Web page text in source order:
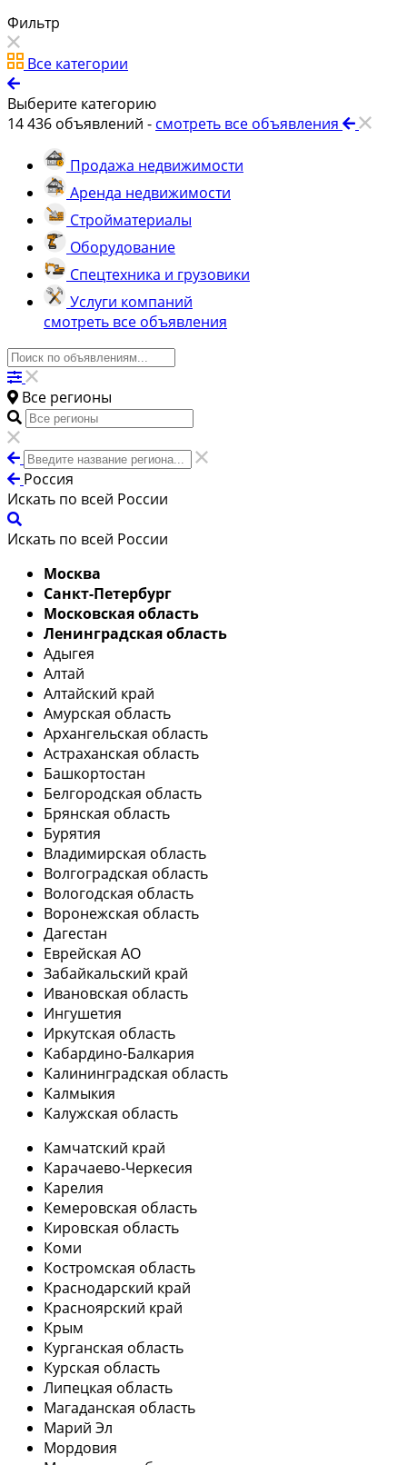
Фильтр
Все категории
Выберите категорию
14 436 объявлений - смотреть все объявления
Продажа недвижимости
Аренда недвижимости
Стройматериалы
Оборудование
Спецтехника и грузовики
Услуги компаний
смотреть все объявления
Все регионы
Россия
Искать по всей России
Искать по всей России
Москва
Санкт-Петербург
Московская область
Ленинградская область
Адыгея
Алтай
Алтайский край
Амурская область
Архангельская область
Астраханская область
Башкортостан
Белгородская область
Брянская область
Бурятия
Владимирская область
Волгоградская область
Вологодская область
Воронежская область
Дагестан
Еврейская АО
Забайкальский край
Ивановская область
Ингушетия
Иркутская область
Кабардино-Балкария
Калининградская область
Калмыкия
Калужская область
Камчатский край
Карачаево-Черкесия
Карелия
Кемеровская область
Кировская область
Коми
Костромская область
Краснодарский край
Красноярский край
Крым
Курганская область
Курская область
Липецкая область
Магаданская область
Марий Эл
Мордовия